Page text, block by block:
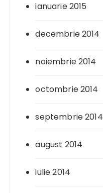
ianuarie 2015
decembrie 2014
noiembrie 2014
octombrie 2014
septembrie 2014
august 2014
iulie 2014